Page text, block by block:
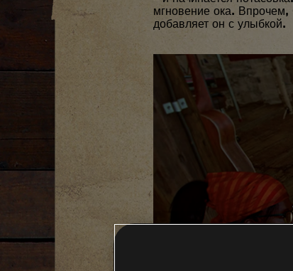
мгновение ока.
добавляет он с улыбкой.